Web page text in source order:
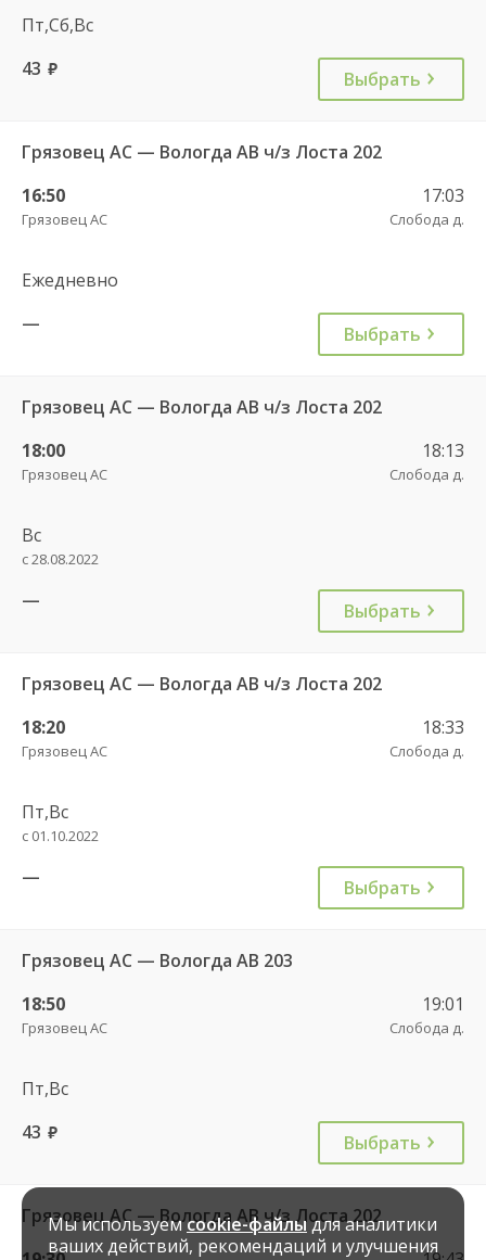
Пт,Сб,Вс
43 руб. Выбрать
Грязовец АС — Вологда АВ ч/з Лоста 202
16:50
Грязовец АС
17:03
Слобода д.
Ежедневно
—
Выбрать
Грязовец АС — Вологда АВ ч/з Лоста 202
18:00
Грязовец АС
18:13
Слобода д.
Вс
с 28.08.2022
— Выбрать
Грязовец АС — Вологда АВ ч/з Лоста 202
18:20
Грязовец АС
18:33
Слобода д.
Пт,Вс
с 01.10.2022
— Выбрать
Грязовец АС — Вологда АВ 203
18:50
Грязовец АС
19:01
Слобода д.
Пт,Вс
43 руб. Выбрать
Грязовец АС — Вологда АВ ч/з Лоста 202
Мы используемcookie-файлыдля аналитики
ваших действий, рекомендаций и улучшения